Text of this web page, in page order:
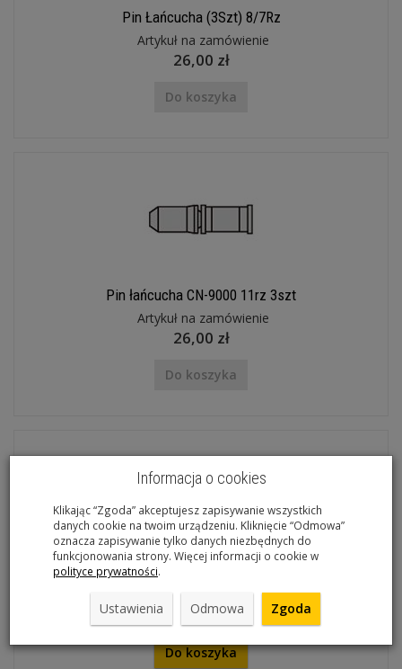
Pin Łańcucha (3Szt) 8/7Rz
Artykuł na zamówienie
26,00 zł
Do koszyka
Pin łańcucha CN-9000 11rz 3szt
Artykuł na zamówienie
26,00 zł
Do koszyka
Pin łańcucha HG 10rz 3szt
Artykuł na zamówienie
29,00 zł
Do koszyka
Informacja o cookies
Klikając “Zgoda” akceptujesz zapisywanie wszystkich
danych cookie na twoim urządzeniu. Kliknięcie “Odmowa”
oznacza zapisywanie tylko danych niezbędnych do
funkcjonowania strony. Więcej informacji o cookie w
polityce prywatności.
Ustawienia Odmowa Zgoda